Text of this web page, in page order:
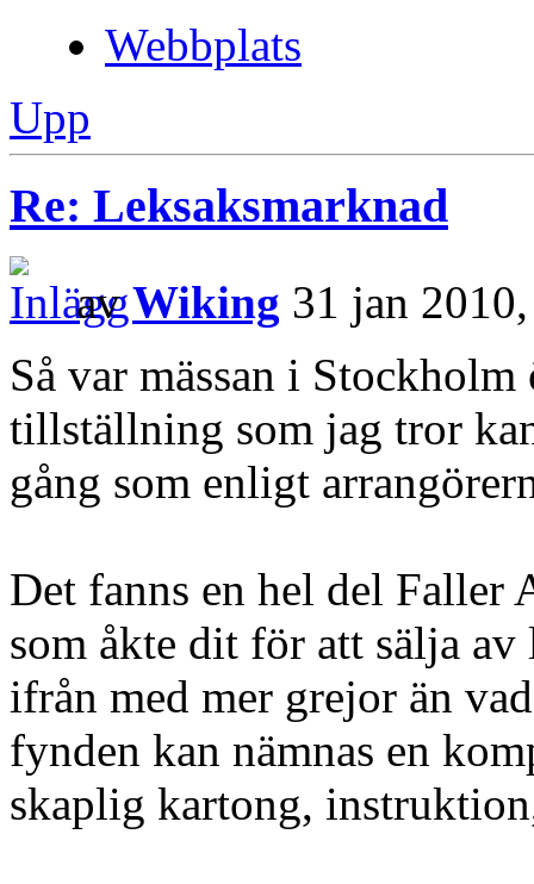
Webbplats
Upp
Re: Leksaksmarknad
avWiking 31 jan
Så var mässan i
tillställning som jag tror
gång som enligt
Det fanns en hel del Faller
som åkte dit för att sälja
ifrån med mer grejor än
fynden kan nämnas en
skaplig kartong,